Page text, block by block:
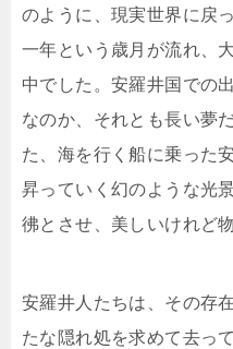
のように、現実世界に戻
一年という歳月が流れ、
中でした。安羅井国での
なのか、それとも長い夢
た、海を行く船に乗った
昇っていく幻のような光
彿とさせ、美しいけれど
安羅井人たちは、その存
たな隠れ処を求めて去っ